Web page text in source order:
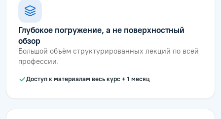
Глубокое погружение, а не поверхностный
обзор
Большой объём структурированных лекций по всей
профессии.
Доступ к материалам весь курс + 1 месяц